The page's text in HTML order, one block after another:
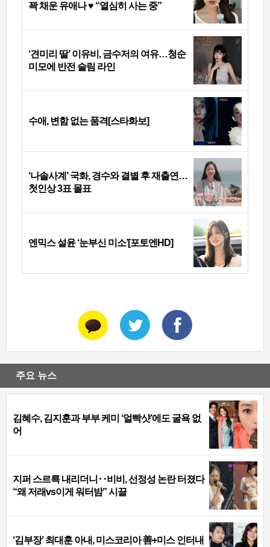
꽉 채운 유애나 ♥ “열심히 사는 중”
‘견미리 딸’ 이유비, 금수저의 여유…청순
미모에 반전 슬림 라인
수애, 변함 없는 품격[스타화보]
‘나솔사계’ 국화, 경수와 결별 후 재출연…
첫인상 3표 몰표
엔믹스 설윤 ‘눈부신 미소’[포토엔HD]
주요 뉴스
김혜수, 김지훈과 부부 케미 ‘얼빡샷’에도 굴욕 없
어
지퍼 스르륵 내리더니‥비비, 선정성 논란 터졌다
“왜 저래vs이게 워터밤” 시끌
‘김부장’ 최대훈 아내, 미스코리아 善+미스 인터내